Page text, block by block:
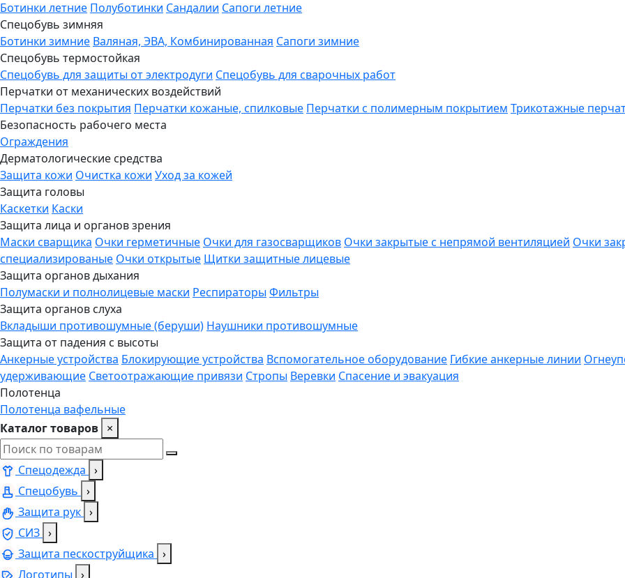
Ботинки летние Полуботинки Сандалии Сапоги летние
Спецобувь зимняя
Ботинки зимние Валяная, ЭВА, Комбинированная Сапоги зимние
Спецобувь термостойкая
Спецобувь для защиты от электродуги Спецобувь для сварочных работ
Перчатки от механических воздействий
Перчатки без покрытия Перчатки кожаные, спилковые Перчатки с полимерным покрытием Трикотажные
Безопасность рабочего места
Ограждения
Дерматологические средства
Защита кожи Очистка кожи Уход за кожей
Защита головы
Каскетки Каски
Защита лица и органов зрения
Маски сварщика Очки герметичные Очки для газосварщиков Очки закрытые с непрямой вентиляцией Очки
специализированые Очки открытые Щитки защитные лицевые
Защита органов дыхания
Полумаски и полнолицевые маски Респираторы Фильтры
Защита органов слуха
Вкладыши противошумные (беруши) Наушники противошумные
Защита от падения с высоты
Анкерные устройства Блокирующие устройства Вспомогательное оборудование Гибкие анкерные линии
удерживающие Светоотражающие привязи Стропы Веревки Спасение и эвакуация
Полотенца
Полотенца вафельные
Каталог товаров ×
Спецодежда ›
Спецобувь ›
Защита рук ›
СИЗ ›
Защита пескоструйщика ›
Логотипы ›